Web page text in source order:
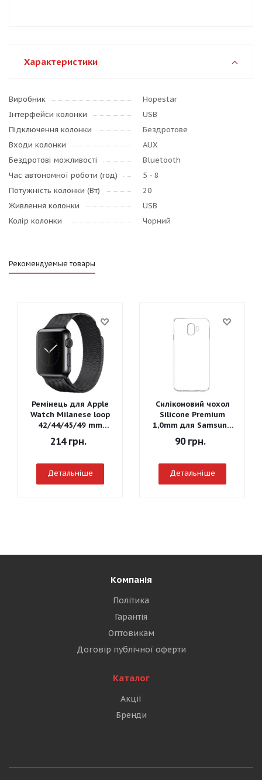
Характеристики
Виробник
Hopestar
Інтерфейси колонки
USB
Підключення колонки
Бездротове
Входи колонки
AUX
Бездротові можливості
Bluetooth
Час автономної роботи (год)
5 - 8
Потужність колонки (Вт)
20
Живлення колонки
USB
Колір колонки
Чорний
Рекомендуемые товары
Ремінець для Apple
Watch Milanese loop
42/44/45/49 mm
(Чорний)
214грн.
Детальніше
Силіконовий чохол
Silicone Premium
1,0mm для Samsung
J260 Galaxy J2 Core
2018
90грн.
Детальніше
Компанія
Політика
Гарантія
Оптовикам
Договір публічної оферти
Каталог
Акції
Бренди